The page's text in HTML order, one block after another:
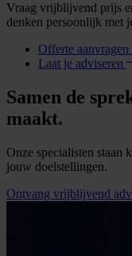
Vraag vrijblijvend prijs
denken persoonlijk met
Offerte aanvragen
Laat je adviseren
Samen de
maakt.
Onze specialisten staan
jouw doelstellingen.
Ontvang vrijblijvend